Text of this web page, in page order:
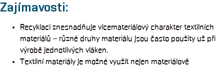
Zajímavosti:
Recyklaci znesnadňuje vícemateriálový charakter textilních
materiálů – různé druhy materiálu jsou často použity už při
výrobě jednotlivých vláken.
Textilní materiály je možné využít nejen materiálově